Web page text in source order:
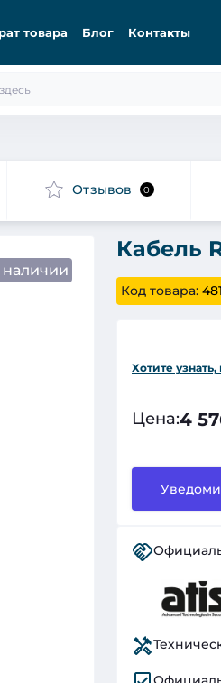
товара Блог Контакты
Отзывов 0
наличии
Кабель
Код товара:
Хотите
Цена:4